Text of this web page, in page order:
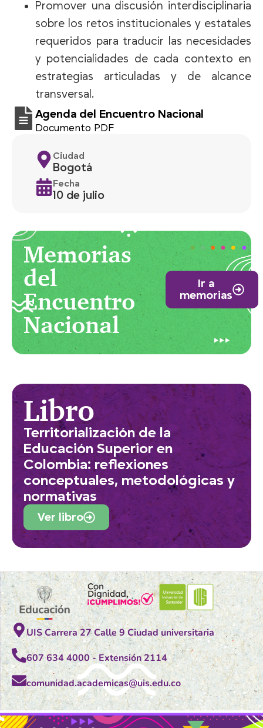
Promover una discusión interdisciplinaria
sobre los retos institucionales y estatales
requeridos para traducir las necesidades
y potencialidades de cada contexto en
estrategias articuladas y de alcance
transversal.
Agenda del Encuentro Nacional
Documento PDF
Ciudad
Bogotá
Fecha
10 de julio
Memorias
del
Encuentro
Nacional
Ir a
memorias
Libro
Territorialización de la
Educación Superior en
Colombia: reflexiones
conceptuales, metodológicas y
normativas
Ver libro
UIS Carrera 27 Calle 9 Ciudad universitaria
607 634 4000 - Extensión 2114
comunidad.academicas@uis.edu.co